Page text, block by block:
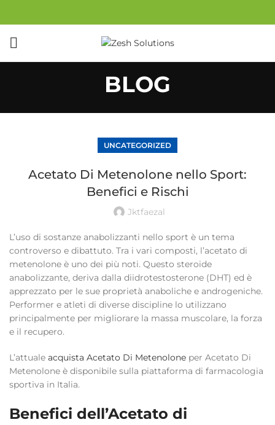
BLOG
UNCATEGORIZED
Acetato Di Metenolone nello Sport:
Benefici e Rischi
Jktfaezal
L’uso di sostanze anabolizzanti nello sport è un tema
controverso e dibattuto. Tra i vari composti, l’acetato di
metenolone è uno dei più noti. Questo steroide
anabolizzante, deriva dalla diidrotestosterone (DHT) ed è
apprezzato per le sue proprietà anaboliche e androgeniche.
Performer e atleti di diverse discipline lo utilizzano
principalmente per migliorare la massa muscolare, la forza
e il recupero.
L’attuale acquista Acetato Di Metenolone per Acetato Di
Metenolone è disponibile sulla piattaforma di farmacologia
sportiva in Italia.
Benefici dell’Acetato di